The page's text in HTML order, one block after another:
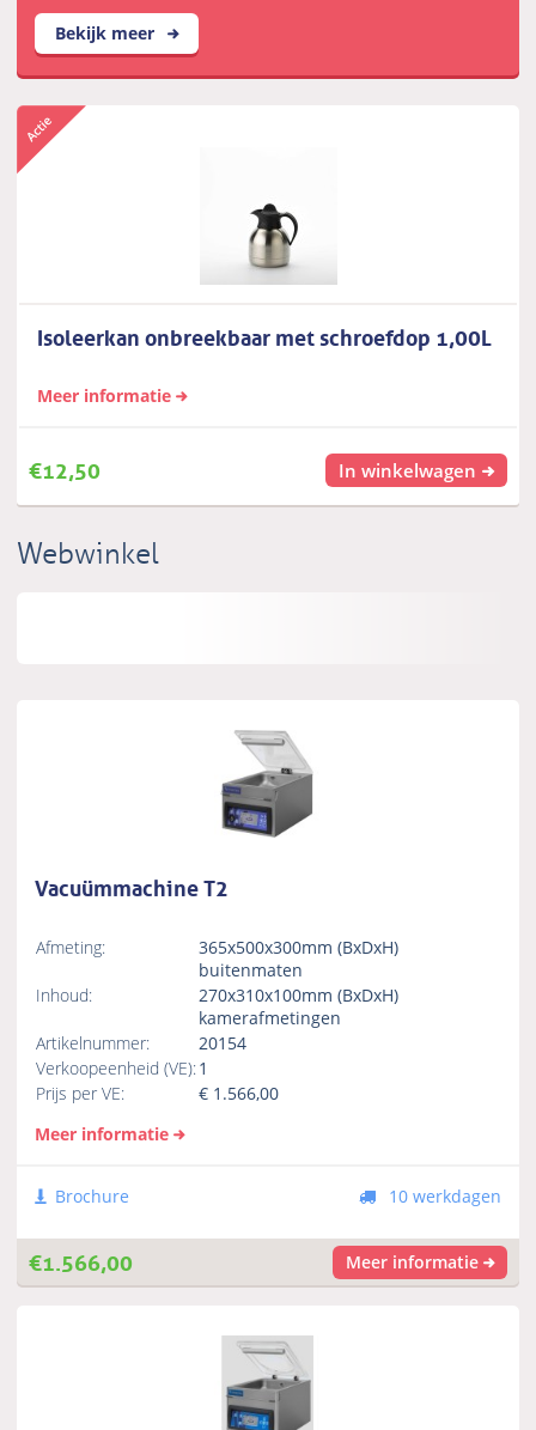
Bekijk meer
Isoleerkan onbreekbaar met schroefdop 1,00L
Meer informatie
€12,50 In winkelwagen
Webwinkel
Vacuümmachine T2
Afmeting:
365x500x300mm (BxDxH)
buitenmaten
Inhoud:
270x310x100mm (BxDxH)
kamerafmetingen
Artikelnummer:
20154
Verkoopeenheid (VE):1
Prijs per VE:
€ 1.566,00
Meer informatie
Brochure 10 werkdagen
€1.566,00 Meer informatie